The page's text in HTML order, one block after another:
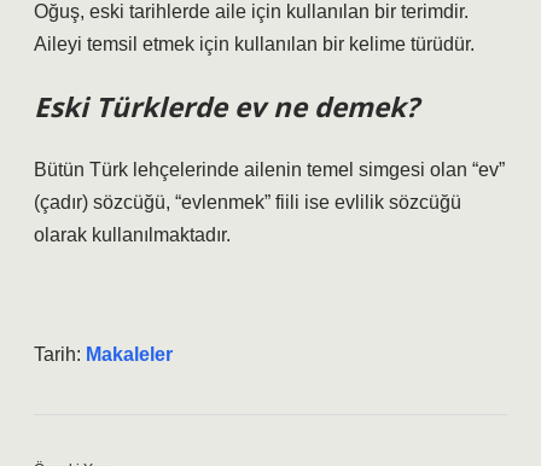
Oğuş, eski tarihlerde aile için kullanılan bir terimdir.
Aileyi temsil etmek için kullanılan bir kelime türüdür.
Eski Türklerde ev ne demek?
Bütün Türk lehçelerinde ailenin temel simgesi olan “ev”
(çadır) sözcüğü, “evlenmek” fiili ise evlilik sözcüğü
olarak kullanılmaktadır.
Tarih: Makaleler